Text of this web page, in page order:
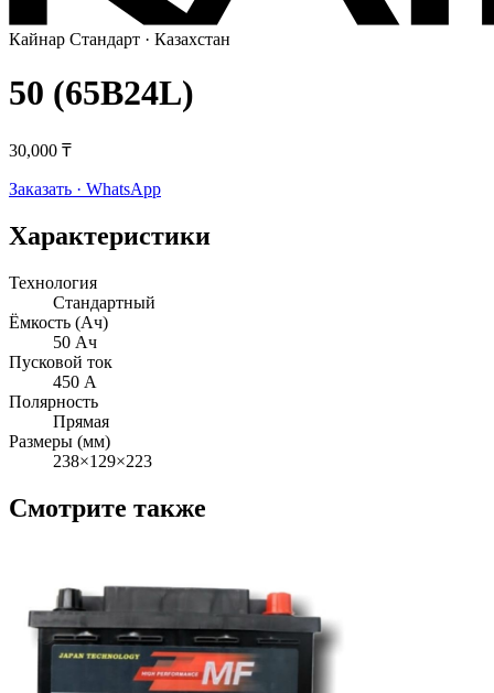
Кайнар Стандарт · Казахстан
50 (65B24L)
30,000 ₸
Заказать · WhatsApp
Характеристики
Технология
Стандартный
Ёмкость (Ач)
50 Ач
Пусковой ток
450 А
Полярность
Прямая
Размеры (мм)
238×129×223
Смотрите также